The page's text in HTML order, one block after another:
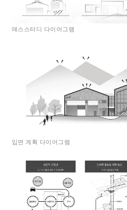
매스스터디 다이어그램
입면 계획 다이어그램